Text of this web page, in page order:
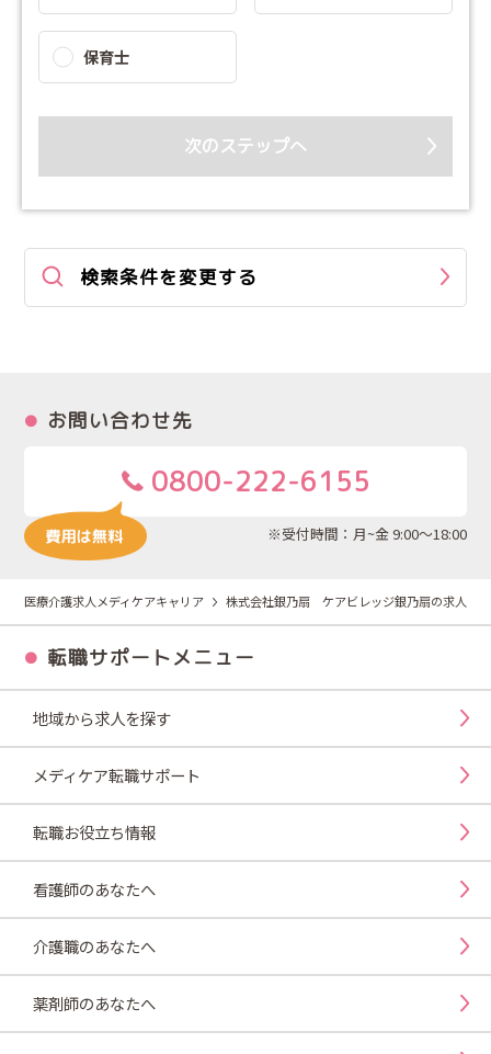
保育士
次のステップへ
検索条件を変更する
お問い合わせ先
0800-222-6155
※受付時間：月~金 9:00～18:00
医療介護求人メディケアキャリア 株式会社銀乃扇 ケアビレッジ銀乃扇の求人
転職サポートメニュー
地域から求人を探す
メディケア転職サポート
転職お役立ち情報
看護師のあなたへ
介護職のあなたへ
薬剤師のあなたへ